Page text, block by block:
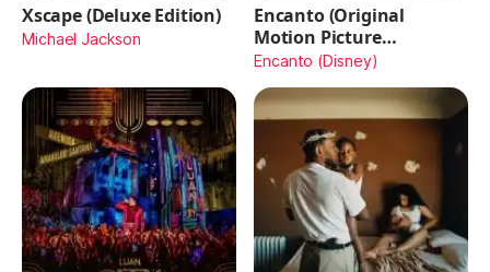
Xscape (Deluxe Edition)
Michael Jackson
Encanto (Original
Motion Picture
Soundtrack)
Encanto (Disney)